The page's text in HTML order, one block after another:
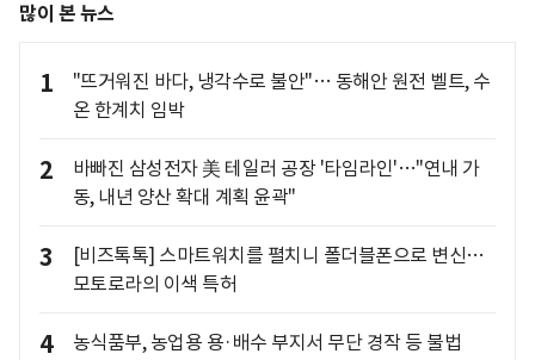
많이 본 뉴스
1
"뜨거워진 바다, 냉각수로 불안"… 동해안 원전 벨트, 수
온 한계치 임박
2
바빠진 삼성전자 美 테일러 공장 '타임라인'…"연내 가
동, 내년 양산 확대 계획 윤곽"
3
[비즈톡톡] 스마트워치를 펼치니 폴더블폰으로 변신…
모토로라의 이색 특허
4
농식품부, 농업용 용·배수 부지서 무단 경작 등 불법